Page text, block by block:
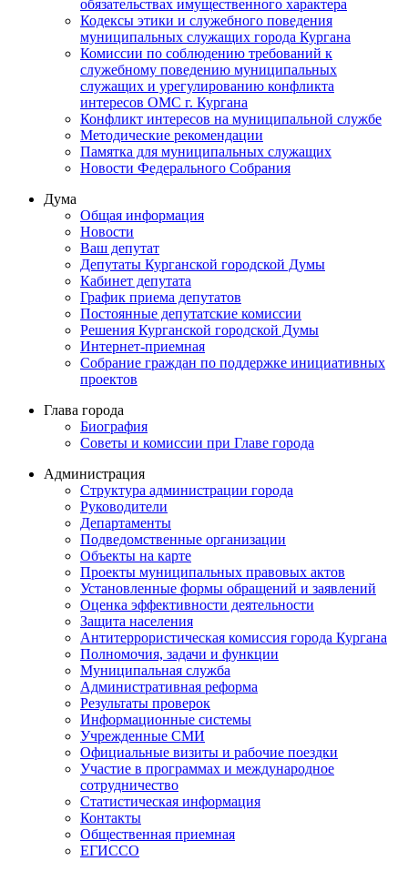
обязательствах имущественного характера
Кодексы этики и служебного поведения
муниципальных служащих города Кургана
Комиссии по соблюдению требований к
служебному поведению муниципальных
служащих и урегулированию конфликта
интересов ОМС г. Кургана
Конфликт интересов на муниципальной службе
Методические рекомендации
Памятка для муниципальных служащих
Новости Федерального Cобрания
Дума
Общая информация
Новости
Ваш депутат
Депутаты Курганской городской Думы
Кабинет депутата
График приема депутатов
Постоянные депутатские комиссии
Решения Курганской городской Думы
Интернет-приемная
Собрание граждан по поддержке инициативных
проектов
Глава города
Биография
Советы и комиссии при Главе города
Администрация
Структура администрации города
Руководители
Департаменты
Подведомственные организации
Объекты на карте
Проекты муниципальных правовых актов
Установленные формы обращений и заявлений
Оценка эффективности деятельности
Защита населения
Антитеррористическая комиссия города Кургана
Полномочия, задачи и функции
Муниципальная служба
Административная реформа
Результаты проверок
Информационные системы
Учрежденные СМИ
Официальные визиты и рабочие поездки
Участие в программах и международное
сотрудничество
Статистическая информация
Контакты
Общественная приемная
ЕГИССО